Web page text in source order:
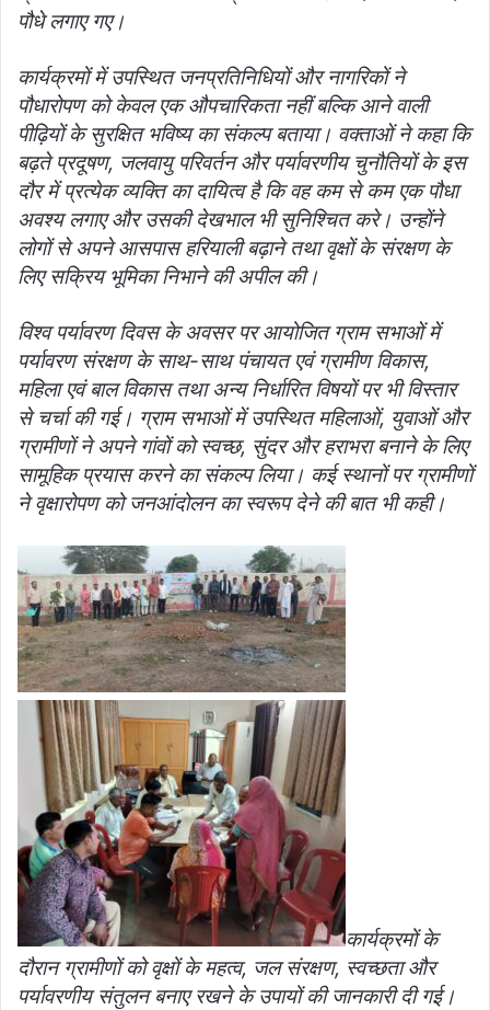
पौधे लगाए गए।
कार्यक्रमों में उपस्थित जनप्रतिनिधियों और नागरिकों ने
पौधारोपण को केवल एक औपचारिकता नहीं बल्कि आने वाली
पीढ़ियों के सुरक्षित भविष्य का संकल्प बताया। वक्ताओं ने कहा कि
बढ़ते प्रदूषण, जलवायु परिवर्तन और पर्यावरणीय चुनौतियों के इस
दौर में प्रत्येक व्यक्ति का दायित्व है कि वह कम से कम एक पौधा
अवश्य लगाए और उसकी देखभाल भी सुनिश्चित करे। उन्होंने
लोगों से अपने आसपास हरियाली बढ़ाने तथा वृक्षों के संरक्षण के
लिए सक्रिय भूमिका निभाने की अपील की।
विश्व पर्यावरण दिवस के अवसर पर आयोजित ग्राम सभाओं में
पर्यावरण संरक्षण के साथ-साथ पंचायत एवं ग्रामीण विकास,
महिला एवं बाल विकास तथा अन्य निर्धारित विषयों पर भी विस्तार
से चर्चा की गई। ग्राम सभाओं में उपस्थित महिलाओं, युवाओं और
ग्रामीणों ने अपने गांवों को स्वच्छ, सुंदर और हराभरा बनाने के लिए
सामूहिक प्रयास करने का संकल्प लिया। कई स्थानों पर ग्रामीणों
ने वृक्षारोपण को जनआंदोलन का स्वरूप देने की बात भी कही।
कार्यक्रमों के
दौरान ग्रामीणों को वृक्षों के महत्व, जल संरक्षण, स्वच्छता और
पर्यावरणीय संतुलन बनाए रखने के उपायों की जानकारी दी गई।